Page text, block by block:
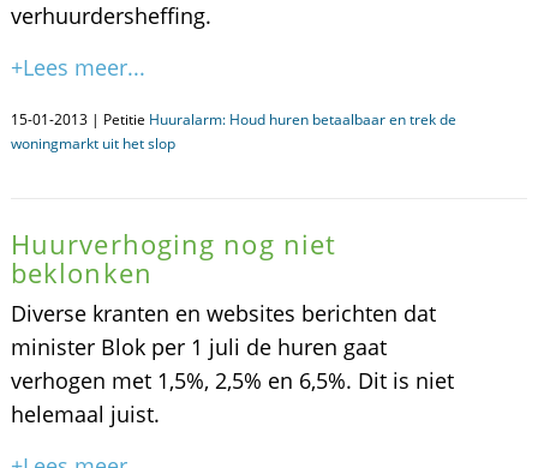
verhuurdersheffing.
+Lees meer...
15-01-2013 | Petitie Huuralarm: Houd huren betaalbaar en trek de
woningmarkt uit het slop
Huurverhoging nog niet
beklonken
Diverse kranten en websites berichten dat
minister Blok per 1 juli de huren gaat
verhogen met 1,5%, 2,5% en 6,5%. Dit is niet
helemaal juist.